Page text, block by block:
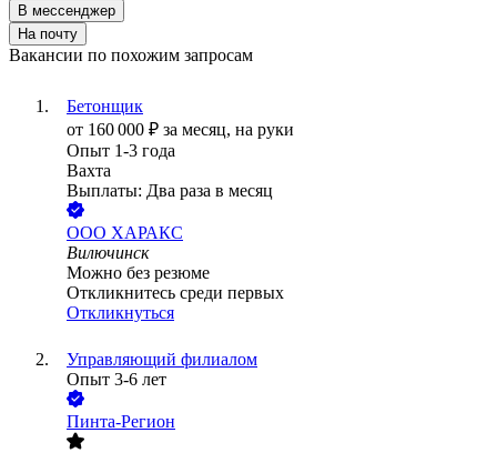
В мессенджер
На почту
Вакансии по похожим запросам
Бетонщик
от 160 000 ₽ за месяц, на руки
Опыт 1-3 года
Вахта
Выплаты: Два раза в месяц
ООО ХАРАКС
Вилючинск
Можно без резюме
Откликнитесь среди первых
Откликнуться
Управляющий филиалом
Опыт 3-6 лет
Пинта-Регион